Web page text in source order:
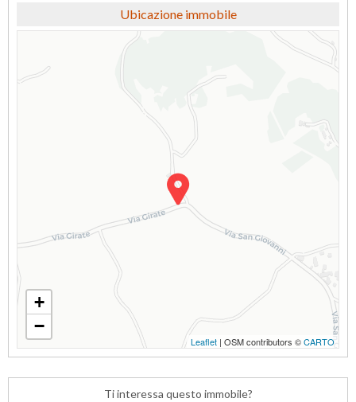
Ubicazione immobile
+
−
Leaflet | OSM contributors ©CARTO
Ti interessa questo immobile?